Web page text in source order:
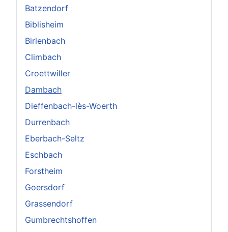
Batzendorf
Biblisheim
Birlenbach
Climbach
Croettwiller
Dambach
Dieffenbach-lès-Woerth
Durrenbach
Eberbach-Seltz
Eschbach
Forstheim
Goersdorf
Grassendorf
Gumbrechtshoffen